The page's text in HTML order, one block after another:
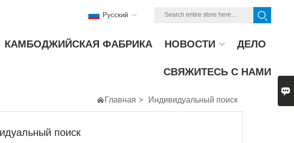
КАМБОДЖИЙСКАЯ ФАБРИКА НОВОСТИ ДЕЛО
СВЯЖИТЕСЬ С НАМИ
Pусский
Главная > Индивидуальный поиск
поиск
